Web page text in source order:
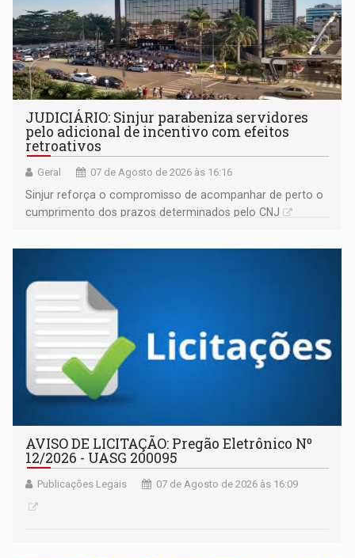
JUDICIÁRIO: Sinjur parabeniza servidores
pelo adicional de incentivo com efeitos
retroativos
Geral 07 de Agosto de 2026 às 16:16
Sinjur reforça o compromisso de acompanhar de perto o
cumprimento dos prazos determinados pelo CNJ
AVISO DE LICITAÇÃO: Pregão Eletrônico Nº
12/2026 - UASG 200095
Publicações Legais 07 de Agosto de 2026 às 16:09